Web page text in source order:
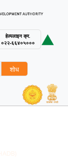
हेल्पलाइन क्र.
०२२-६६४०५०००